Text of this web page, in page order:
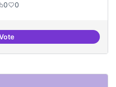
0 0
Dinamització de la participació